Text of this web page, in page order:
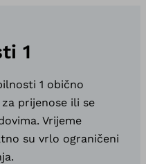
1
1 obično
prijenose ili se
Vrijeme
su vrlo ograničeni